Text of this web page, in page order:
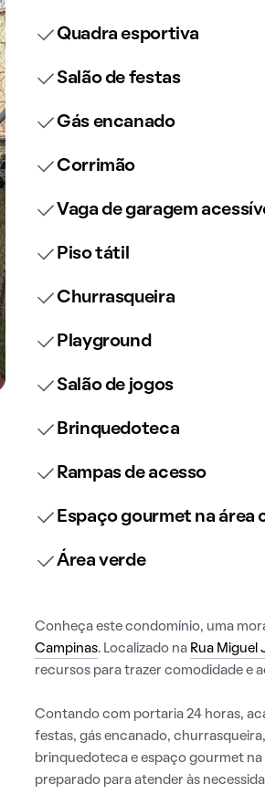
Quadra esportiva
Salão de festas
Gás encanado
Corrimão
Vaga de garagem
Piso tátil
Churrasqueira
Playground
Salão de jogos
Brinquedoteca
Rampas de acesso
Espaço gourmet na área
Área verde
Conheça este condomínio, uma
Campinas. Localizado na Rua Miguel
recursos para trazer comodidade e
Contando com portaria 24 horas,
festas, gás encanado,
brinquedoteca e espaço gourmet
preparado para atender às